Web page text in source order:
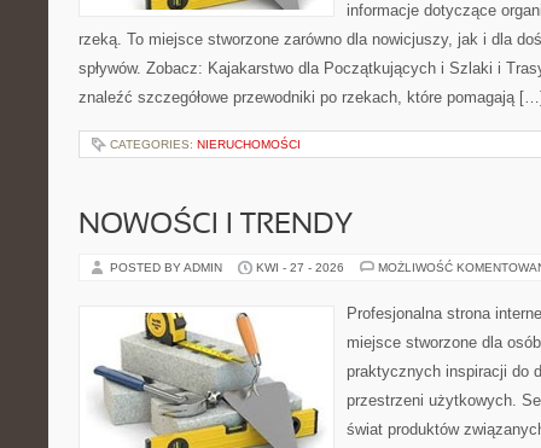
informacje dotyczące
rzeką. To miejsce stworzone zarówno dla nowicjuszy, jak i dla
spływów. Zobacz: Kajakarstwo dla Początkujących i Szlaki i
znaleźć szczegółowe przewodniki po rzekach, które pomagają
CATEGORIES: NIERUCHOMOŚCI
NOWOŚCI I TRENDY
POSTED BY ADMIN KWI - 27 - 2026 MOŻLIWOŚĆ
Profesjonalna strona
miejsce stworzone dla
praktycznych inspiracji do
przestrzeni użytkowych.
świat produktów